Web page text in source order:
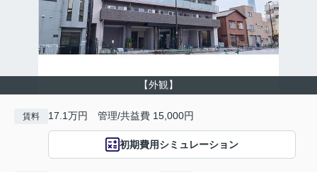
【外観】
賃料 17.1万円 管理/共益費 15,000円
初期費用シミュレーション